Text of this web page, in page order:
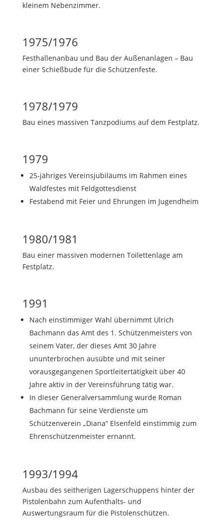
kleinem Nebenzimmer.
1975/1976
Festhallenanbau und Bau der Außenanlagen – Bau
einer Schießbude für die Schützenfeste.
1978/1979
Bau eines massiven Tanzpodiums auf dem Festplatz.
1979
25-jähriges Vereinsjubiläums im Rahmen eines
Waldfestes mit Feldgottesdienst
Festabend mit Feier und Ehrungen im Jugendheim
1980/1981
Bau einer massiven modernen Toilettenlage am
Festplatz.
1991
Nach einstimmiger Wahl übernimmt Ulrich
Bachmann das Amt des 1. Schützenmeisters von
seinem Vater, der dieses Amt 30 Jahre
ununterbrochen ausübte und mit seiner
vorausgegangenen Sportleitertätigkeit über 40
Jahre aktiv in der Vereinsführung tätig war.
In dieser Generalversammlung wurde Roman
Bachmann für seine Verdienste um
Schützenverein „Diana“ Elsenfeld einstimmig zum
Ehrenschützenmeister ernannt.
1993/1994
Ausbau des seitherigen Lagerschuppens hinter der
Pistolenbahn zum Aufenthalts- und
Auswertungsraum für die Pistolenschützen.